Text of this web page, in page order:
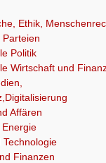
Ethik,
Parteien
Politik
Wirtschaft und
Affären
Technologie
Finanzen